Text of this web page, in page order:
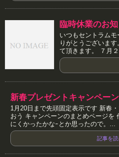
臨時休業のお
いつもセントラム
りがとうございま
て頂きます。 ７月
新春プレゼントキャンペーン
1月20日まで先頭固定表示です 新春
おう キャンペーンのまとめページを
にくかったかなｰとか思ったので。...
記事を